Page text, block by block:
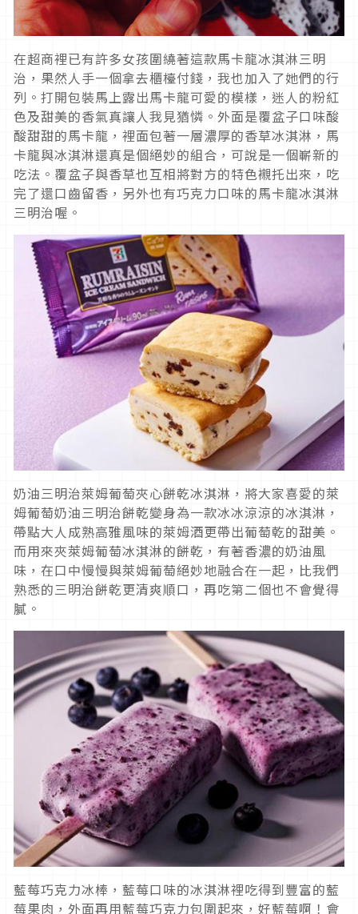
在超商裡已有許多女孩圍繞著這款馬卡龍冰淇淋三明
治，果然人手一個拿去櫃檯付錢，我也加入了她們的行
列。打開包裝馬上露出馬卡龍可愛的模樣，迷人的粉紅
色及甜美的香氣真讓人我見猶憐。外面是覆盆子口味酸
酸甜甜的馬卡龍，裡面包著一層濃厚的香草冰淇淋，馬
卡龍與冰淇淋還真是個絕妙的組合，可說是一個嶄新的
吃法。覆盆子與香草也互相將對方的特色襯托出來，吃
完了還口齒留香，另外也有巧克力口味的馬卡龍冰淇淋
三明治喔。
奶油三明治萊姆葡萄夾心餅乾冰淇淋，將大家喜愛的萊
姆葡萄奶油三明治餅乾變身為一款冰冰涼涼的冰淇淋，
帶點大人成熟高雅風味的萊姆酒更帶出葡萄乾的甜美。
而用來夾萊姆葡萄冰淇淋的餅乾，有著香濃的奶油風
味，在口中慢慢與萊姆葡萄絕妙地融合在一起，比我們
熟悉的三明治餅乾更清爽順口，再吃第二個也不會覺得
膩。
藍莓巧克力冰棒，藍莓口味的冰淇淋裡吃得到豐富的藍
莓果肉，外面再用藍莓巧克力包圍起來，好藍莓啊！會